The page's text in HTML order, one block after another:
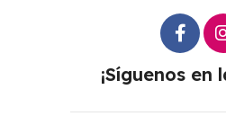
¡Síguenos en